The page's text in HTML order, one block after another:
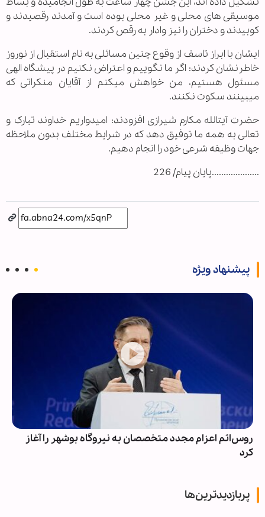
موسیقی های محلی و غیر محلی بوده است و آمدند رقصیدند و
کوبیدند و دختران را نیز وادار به رقص کردند.
ایشان با ابراز تاسف از وقوع چنین مسائلی به نام استقبال از نوروز
خاطرنشان کردند: اگر ما نگوییم و اعتراض نکنیم در پیشگاه الهی
مسئول هستیم، من خواهش می‎کنم از آقایان منکراتی که
می‎بینند سکوت نکنند.
حضرت آیت‎الله مکارم شیرازی افزودند:‌ امیدواریم خداوند تبارک و
تعالی به همه ما توفیق دهد که در شرایط مختلف بدون ملاحظه
جهات وظیفه شرعی خود را انجام دهیم.
....................پايان پيام/ 226
پیشنهاد ویژه
اعزام مجدد متخصصان به نیروگاه بوشهر را آغاز
پربازدیدترین‌ها